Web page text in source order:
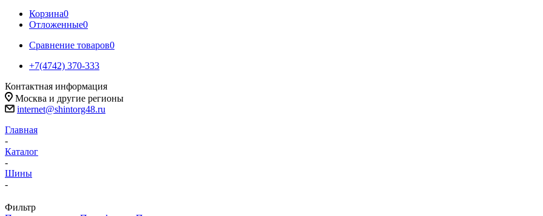
Корзина0
Отложенные0
Сравнение товаров0
+7(4742) 370-333
Контактная информация
Москва и другие регионы
internet@shintorg48.ru
Главная
-
Каталог
-
Шины
-
Фильтр